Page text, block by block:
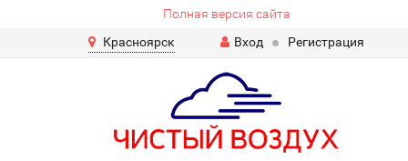
Полная версия сайта
Красноярск
Вход Регистрация